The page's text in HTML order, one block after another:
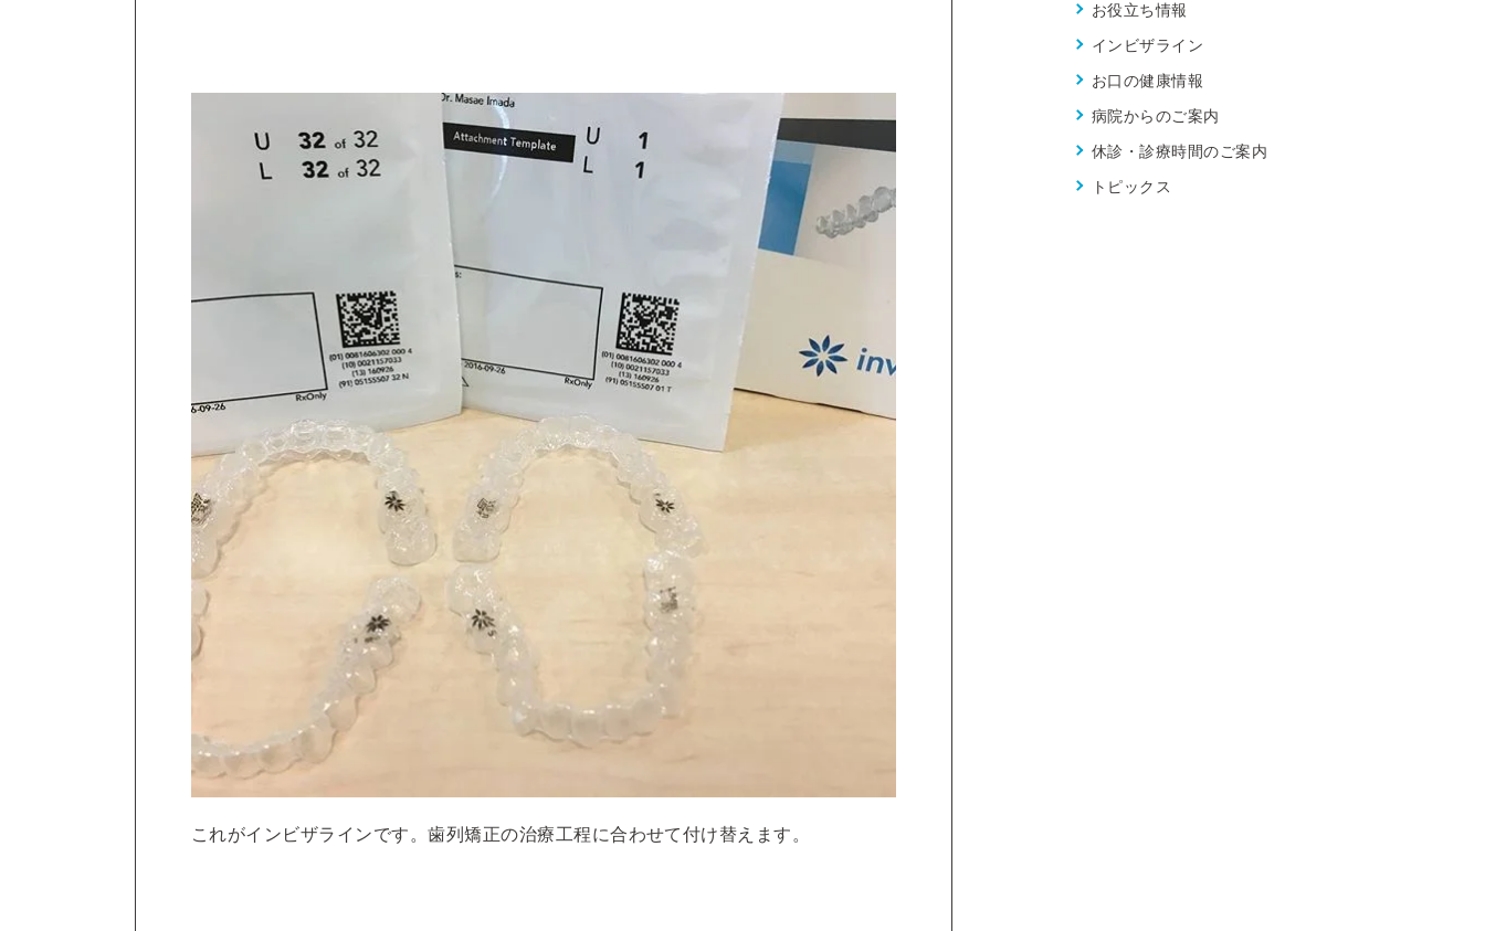
これがインビザラインです。歯列矯正の治療工程に合わせて付け替えます。
お役立ち情報
インビザライン
お口の健康情報
病院からのご案内
休診・診療時間のご案内
トピックス